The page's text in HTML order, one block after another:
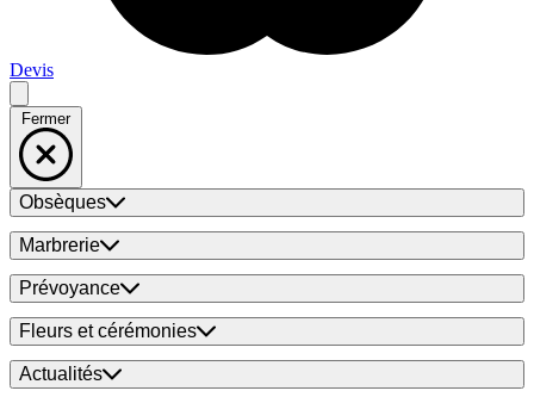
Devis
Fermer
Obsèques
Marbrerie
Prévoyance
Fleurs et cérémonies
Actualités